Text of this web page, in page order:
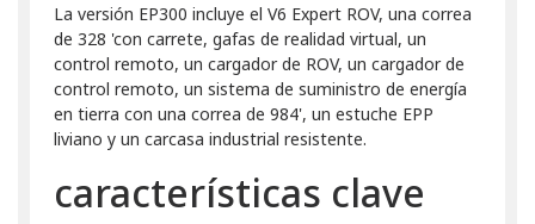
La versión EP300 incluye el V6 Expert ROV, una correa
de 328 'con carrete, gafas de realidad virtual, un
control remoto, un cargador de ROV, un cargador de
control remoto, un sistema de suministro de energía
en tierra con una correa de 984', un estuche EPP
liviano y un carcasa industrial resistente.
características clave